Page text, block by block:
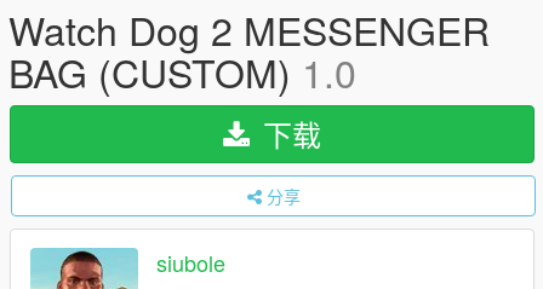
Watch Dog 2 MESSENGER
BAG (CUSTOM) 1.0
下载
分享
siubole